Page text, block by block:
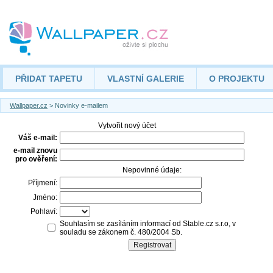
PŘIDAT TAPETU VLASTNÍ GALERIE O PROJEKTU
Wallpaper.cz > Novinky e-mailem